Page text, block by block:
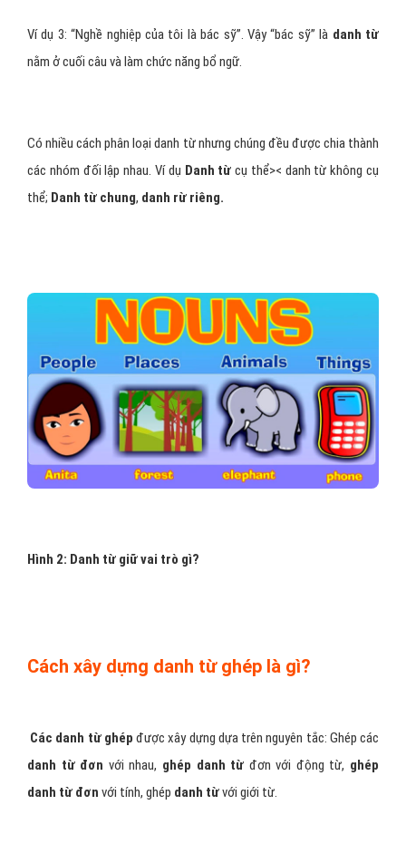
Ví dụ 3: “Nghề nghiệp của tôi là bác sỹ”. Vậy “bác sỹ” là danh từ
nằm ở cuối câu và làm chức năng bổ ngữ.
Có nhiều cách phân loại danh từ nhưng chúng đều được chia thành
các nhóm đối lập nhau. Ví dụ Danh từ cụ thể>< danh từ không cụ
thể; Danh từ chung, danh rừ riêng.
Hình 2: Danh từ giữ vai trò gì?
Cách xây dựng danh từ ghép là gì?
Các danh từ ghép được xây dựng dựa trên nguyên tắc: Ghép các
danh từ đơn với nhau, ghép danh từ đơn với động từ, ghép
danh từ đơn với tính, ghép danh từvới giới từ.